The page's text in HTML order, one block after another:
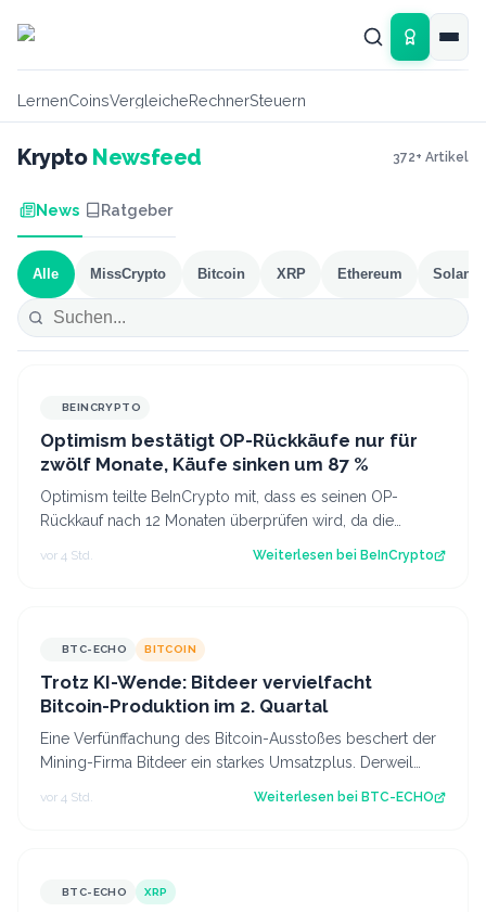
LernenCoinsVergleicheRechnerSteuern
Krypto Newsfeed 372+ Artikel
News Ratgeber
Alle MissCrypto Bitcoin XRP Ethereum Solana
BEINCRYPTO
Optimism bestätigt OP-Rückkäufe nur für
zwölf Monate, Käufe sinken um 87 %
Optimism teilte BeInCrypto mit, dass es seinen OP-
Rückkauf nach 12 Monaten überprüfen wird, da die
vor 4 Std. Weiterlesen bei BeInCrypto
BTC-ECHO BITCOIN
Trotz KI-Wende: Bitdeer vervielfacht
Bitcoin-Produktion im 2. Quartal
Eine Verfünffachung des Bitcoin-Ausstoßes beschert der
Mining-Firma Bitdeer ein starkes Umsatzplus. Derweil
vor 4 Std. Weiterlesen bei BTC-ECHO
BTC-ECHO XRP